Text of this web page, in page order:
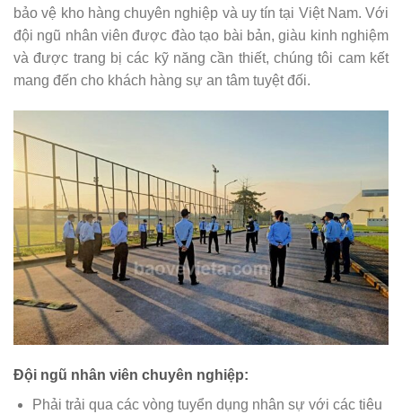
bảo vệ kho hàng chuyên nghiệp và uy tín tại Việt Nam. Với
đội ngũ nhân viên được đào tạo bài bản, giàu kinh nghiệm
và được trang bị các kỹ năng cần thiết, chúng tôi cam kết
mang đến cho khách hàng sự an tâm tuyệt đối.
Đội ngũ nhân viên chuyên nghiệp:
Phải trải qua các vòng tuyển dụng nhân sự với các tiêu